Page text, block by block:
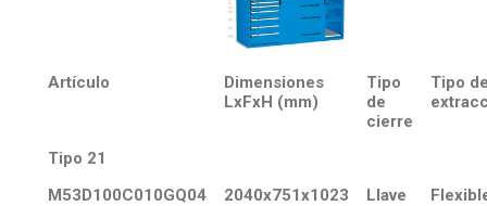
Artículo
Dimensiones
LxFxH (mm)
Tipo
de
cierre
Tipo
Tipo 21
M53D100C010GQ04
2040x751x1023 Llave